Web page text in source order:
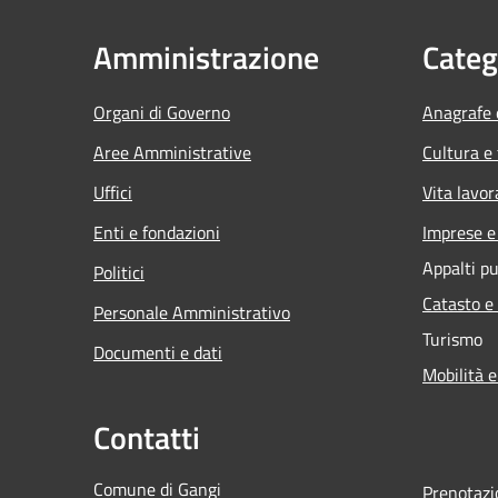
Amministrazione
Organi di Governo
Aree Amministrative
Uffici
Enti e fondazioni
Politici
Personale Amministrativo
Documenti e dati
Cultura
Vita
Imprese
Appalti
Catasto
Turismo
Mobilità
Contatti
Comune di Gangi